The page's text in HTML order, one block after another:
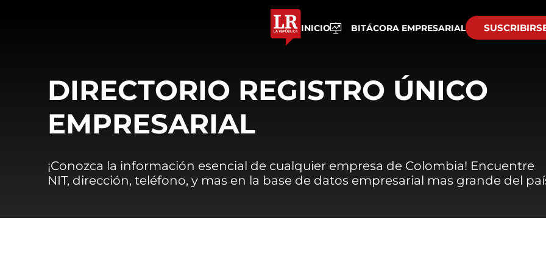
INICIO BITÁCORA EMPRESARIAL
DIRECTORIO REGISTRO ÚNICO
EMPRESARIAL
¡Conozca la información esencial de cualquier empresa de Colombia! Encuentre
NIT, dirección, teléfono, y mas en la base de datos empresarial mas grande del